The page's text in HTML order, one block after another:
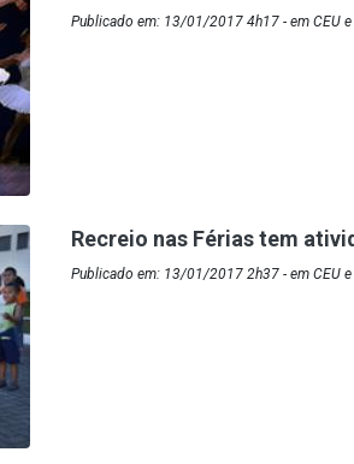
Publicado em: 13/01/2017 4h17 - em CEU e
Recreio nas Férias tem
Publicado em: 13/01/2017 2h37 - em CEU e